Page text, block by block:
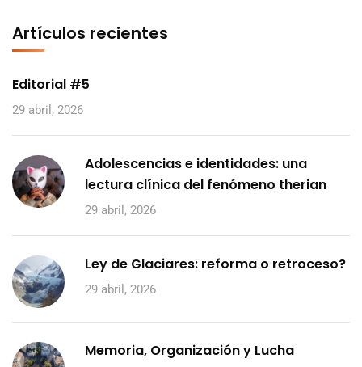
Artículos recientes
Editorial #5
29 abril, 2026
Adolescencias e identidades: una
lectura clínica del fenómeno therian
29 abril, 2026
Ley de Glaciares: reforma o retroceso?
29 abril, 2026
Memoria, Organización y Lucha